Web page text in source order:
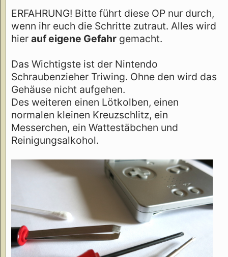
ERFAHRUNG! Bitte führt diese OP nur durch,
wenn ihr euch die Schritte zutraut. Alles wird
hier auf eigene Gefahr gemacht.
Das Wichtigste ist der Nintendo
Schraubenzieher Triwing. Ohne den wird das
Gehäuse nicht aufgehen.
Des weiteren einen Lötkolben, einen
normalen kleinen Kreuzschlitz, ein
Messerchen, ein Wattestäbchen und
Reinigungsalkohol.